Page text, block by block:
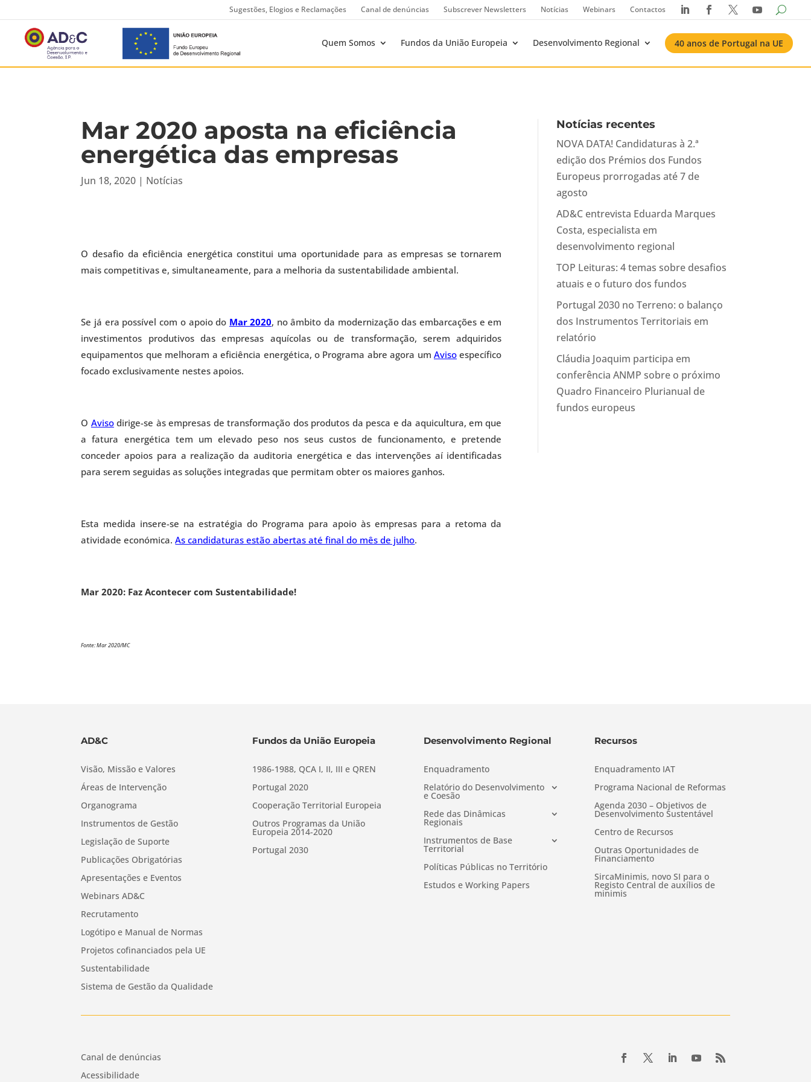
Sugestões, Elogios e Reclamações Canal de denúncias Subscrever Newsletters Notícias Webinars Contactos    
Quem Somos Fundos da União Europeia Desenvolvimento Regional 40 anos de Portugal na UE
Mar 2020 aposta na eficiência
energética das empresas
Jun 18, 2020 | Notícias
O desafio da eficiência energética constitui uma oportunidade para as empresas se tornarem
mais competitivas e, simultaneamente, para a melhoria da sustentabilidade ambiental.
Se já era possível com o apoio do Mar 2020, no âmbito da modernização das embarcações e em
investimentos produtivos das empresas aquícolas ou de transformação, serem adquiridos
equipamentos que melhoram a eficiência energética, o Programa abre agora umAviso específico
focado exclusivamente nestes apoios.
O Avisodirige-se às empresas de transformação dos produtos da pesca e da aquicultura, em que
a fatura energética tem um elevado peso nos seus custos de funcionamento, e pretende
conceder apoios para a realização da auditoria energética e das intervenções aí identificadas
para serem seguidas as soluções integradas que permitam obter os maiores ganhos.
Esta medida insere-se na estratégia do Programa para apoio às empresas para a retoma da
atividade económica.As candidaturas estão abertas até final do mês de julho.
Mar 2020: Faz Acontecer com Sustentabilidade!
Fonte: Mar 2020/MC
Notícias recentes
NOVA DATA! Candidaturas à 2.ª
edição dos Prémios dos Fundos
Europeus prorrogadas até 7 de
agosto
AD&C entrevista Eduarda Marques
Costa, especialista em
desenvolvimento regional
TOP Leituras: 4 temas sobre desafios
atuais e o futuro dos fundos
Portugal 2030 no Terreno: o balanço
dos Instrumentos Territoriais em
relatório
Cláudia Joaquim participa em
conferência ANMP sobre o próximo
Quadro Financeiro Plurianual de
fundos europeus
AD&C
Visão, Missão e Valores
Áreas de Intervenção
Organograma
Instrumentos de Gestão
Legislação de Suporte
Publicações Obrigatórias
Apresentações e Eventos
Webinars AD&C
Recrutamento
Logótipo e Manual de Normas
Projetos cofinanciados pela UE
Sustentabilidade
Sistema de Gestão da Qualidade
Fundos da União Europeia
1986-1988, QCA I, II, III e QREN
Portugal 2020
Cooperação Territorial Europeia
Outros Programas da União
Europeia 2014-2020
Portugal 2030
Desenvolvimento Regional
Enquadramento
Relatório do Desenvolvimento
e Coesão
Rede das Dinâmicas
Regionais
Instrumentos de Base
Territorial
Políticas Públicas no Território
Estudos e Working Papers
Recursos
Enquadramento IAT
Programa Nacional de Reformas
Agenda 2030 – Objetivos de
Desenvolvimento Sustentável
Centro de Recursos
Outras Oportunidades de
Financiamento
SircaMinimis, novo SI para o
Registo Central de auxílios de
minimis
Canal de denúncias
Acessibilidade